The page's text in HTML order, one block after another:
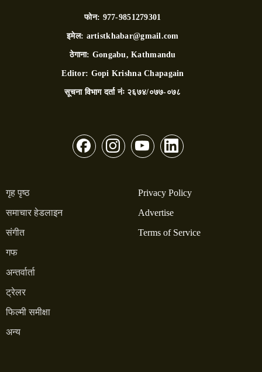
फोन: 977-9851279301
इमेल: artistkhabar@gmail.com
ठेगाना: Gongabu, Kathmandu
Editor: Gopi Krishna Chapagain
सूचना विभाग दर्ता नंः २६७४/०७७-०७८
गृह पृष्ठ
समाचार हेडलाइन
संगीत
गफ
अन्तर्वार्ता
ट्रेलर
फिल्मी समीक्षा
अन्य
Privacy Policy
Advertise
Terms of Service